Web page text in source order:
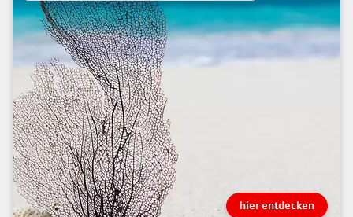
hier entdecken